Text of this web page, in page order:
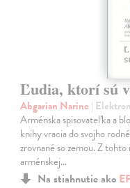
Ľudia, ktorí sú
Abgarian Narine |
Arménska spisovateľka a
knihy vracia do svojho
zrovnané so zemou. Z
arménskej…
Na stiahnutie ako